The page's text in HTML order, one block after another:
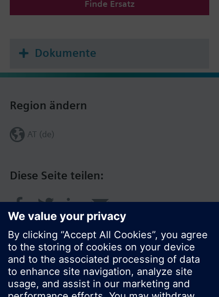
Finde Ersatz
Dokumente
Diese Seite teilen:
Region ändern
AT (de)